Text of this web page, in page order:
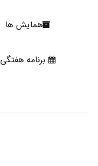
همایش ها
برنامه هفتگی